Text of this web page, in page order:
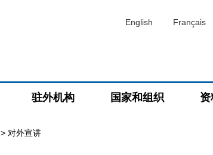
English Français
驻外机构 国家和组织 资
> 对外宣讲